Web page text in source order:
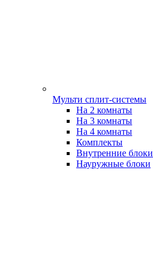
Мульти сплит-системы
На 2 комнаты
На 3 комнаты
На 4 комнаты
Комплекты
Внутренние блоки
Науружные блоки